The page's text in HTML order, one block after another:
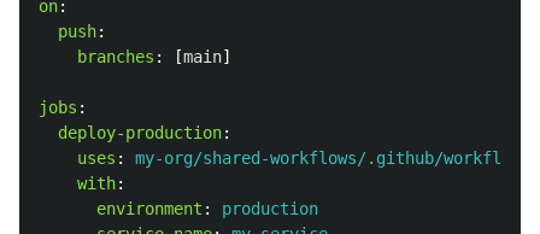
on:
push:
branches : [main]
jobs :
deploy-production:
uses :
my-org/shared-workflows/.github/workflows/
with:
environment :
production